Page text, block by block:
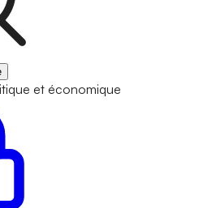
et économique